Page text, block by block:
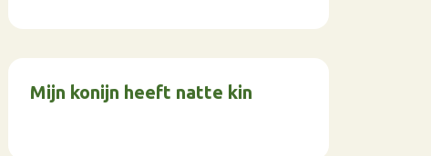
Mijn konijn heeft natte kin